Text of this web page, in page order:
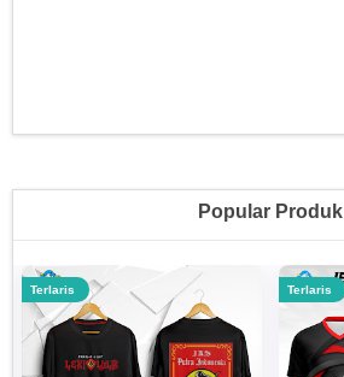
Popular Produk
Terlaris Terlaris